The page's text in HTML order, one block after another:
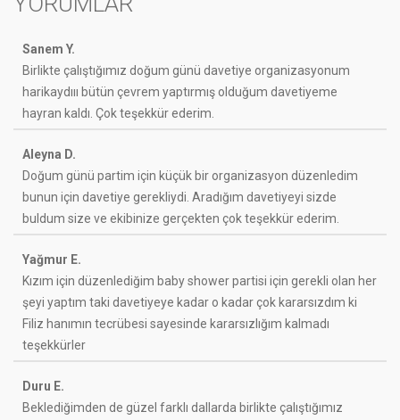
Sanem Y.
Birlikte çalıştığımız doğum günü davetiye organizasyonum
harikaydııı bütün çevrem yaptırmış olduğum davetiyeme
hayran kaldı. Çok teşekkür ederim.
Aleyna D.
Doğum günü partim için küçük bir organizasyon düzenledim
bunun için davetiye gerekliydi. Aradığım davetiyeyi sizde
buldum size ve ekibinize gerçekten çok teşekkür ederim.
Yağmur E.
Kızım için düzenlediğim baby shower partisi için gerekli olan her
şeyi yaptım taki davetiyeye kadar o kadar çok kararsızdım ki
Filiz hanımın tecrübesi sayesinde kararsızlığım kalmadı
teşekkürler
Duru E.
Beklediğimden de güzel farklı dallarda birlikte çalıştığımız